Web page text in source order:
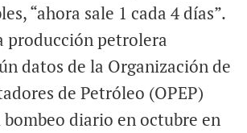
“ahora sale 1 cada 4 días”.
producción petrolera
datos de la Organización de
de Petróleo (OPEP)
diario en octubre en